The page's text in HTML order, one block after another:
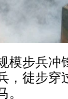
模步兵冲
，徒步穿